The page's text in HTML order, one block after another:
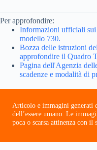
Per approfondire:
Informazioni ufficiali sui
modello 730.
Bozza delle istruzioni
approfondire il Quadro
Pagina dell'Agenzia
scadenze e modalità di
Articolo e immagini generati
dell’essere umano. Le
poca o scarsa attinenza con il